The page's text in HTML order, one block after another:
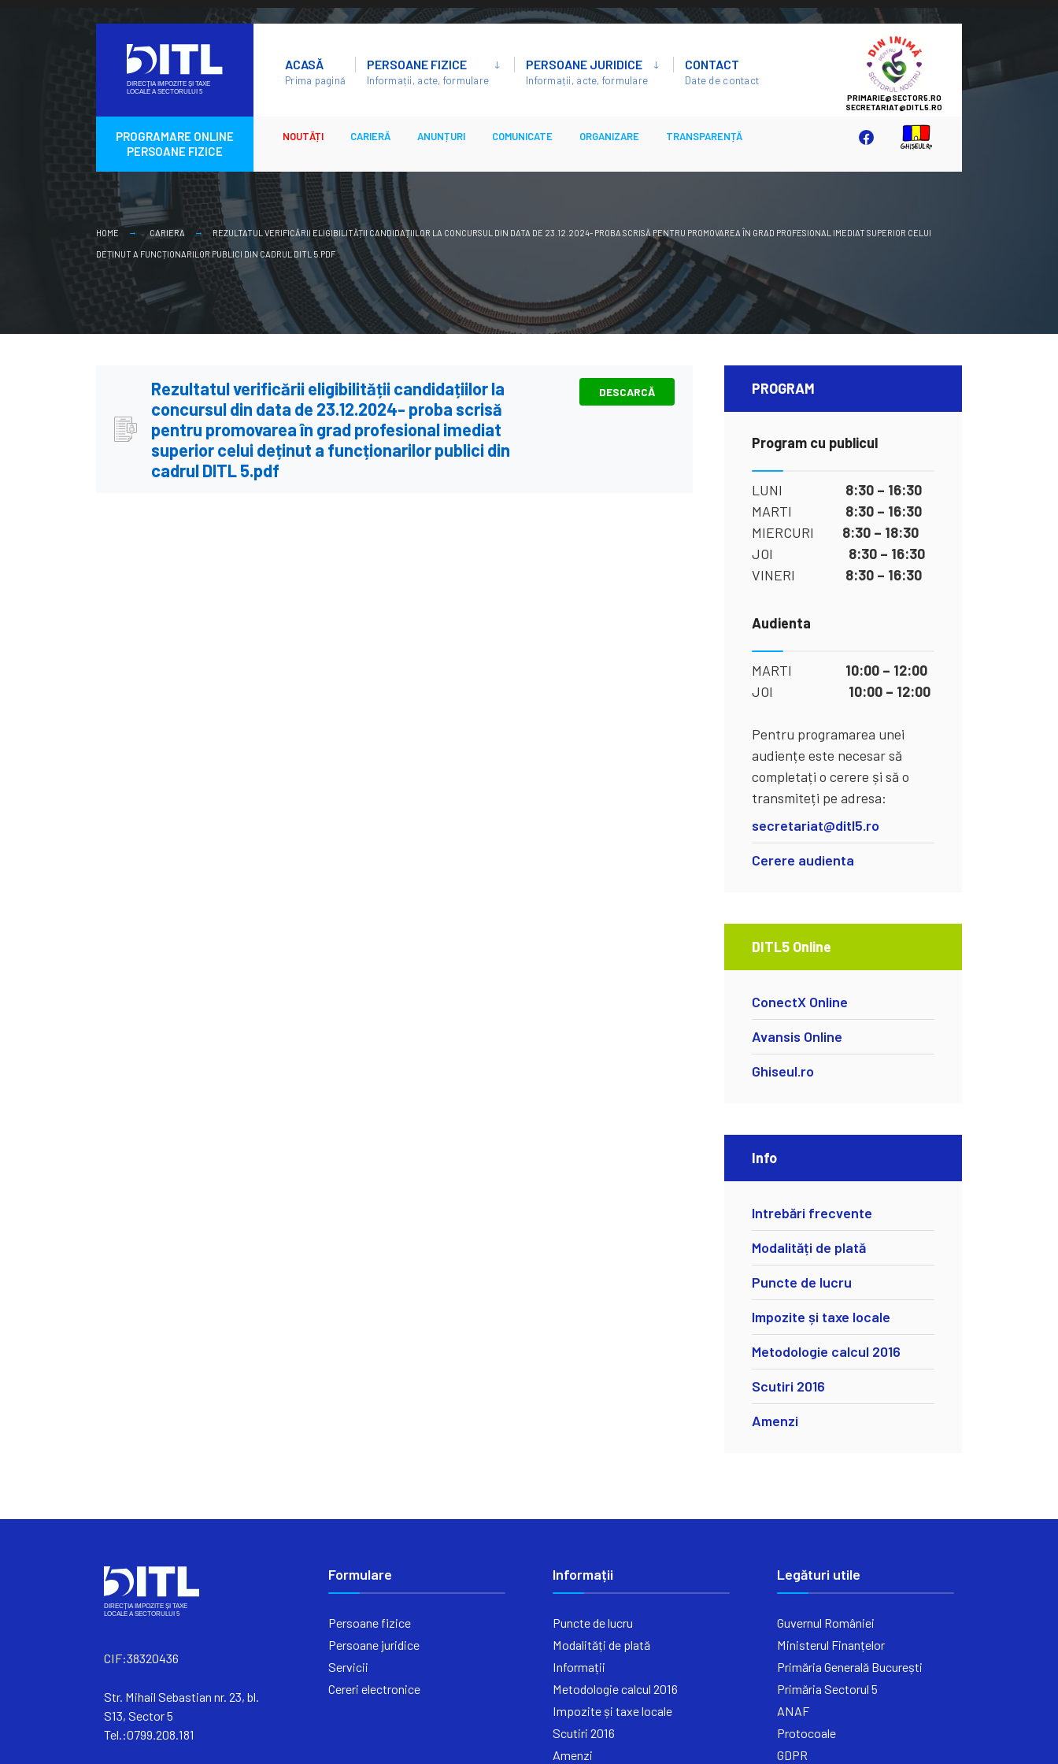
content
ACASĂ
Prima pagină
PERSOANE FIZICE
Informații, acte, formulare
PERSOANE JURIDICE
Informații, acte, formulare
CONTACT
Date de contact
SECTOR
5
PROGRAMARE ONLINE
PERSOANE FIZICE
NOUTĂȚI CARIERĂ ANUNȚURI COMUNICATE ORGANIZARE TRANSPARENȚĂ
HOME CARIERA REZULTATUL VERIFICĂRII ELIGIBILITĂȚII CANDIDAȚIILOR LA CONCURSUL DIN DATA DE 23.12.2024- PROBA SCRISĂ PENTRU PROMOVAREA ÎN GRAD PROFESIONAL IMEDIAT SUPERIOR CELUI
DEȚINUT A FUNCȚIONARILOR PUBLICI DIN CADRUL DITL 5.PDF
Rezultatul verificării eligibilității candidațiilor la
concursul din data de 23.12.2024- proba scrisă
pentru promovarea în grad profesional imediat
superior celui deținut a funcționarilor publici din
cadrul DITL 5.pdf
DESCARCĂ PROGRAM
Program cu publicul
LUNI 8:30 – 16:30
MARTI 8:30 – 16:30
MIERCURI 8:30 – 18:30
JOI 8:30 – 16:30
VINERI 8:30 – 16:30
Audienta
MARTI 10:00 – 12:00
JOI 10:00 – 12:00
Pentru programarea unei
audiențe este necesar să
completați o cerere și să o
transmiteți pe adresa:
secretariat@ditl5.ro
Cerere audienta
DITL5 Online
ConectX Online
Avansis Online
Ghiseul.ro
Info
Intrebări frecvente
Modalități de plată
Puncte de lucru
Impozite și taxe locale
Metodologie calcul 2016
Scutiri 2016
Amenzi
CIF:38320436
Str. Mihail Sebastian nr. 23, bl.
S13, Sector 5
Tel.:0799.208.181
Formulare
Persoane fizice
Persoane juridice
Servicii
Cereri electronice
Informații
Puncte de lucru
Modalități de plată
Informații
Metodologie calcul 2016
Impozite și taxe locale
Scutiri 2016
Amenzi
Legături utile
Guvernul României
Ministerul Finanțelor
Primăria Generală București
Primăria Sectorul 5
ANAF
Protocoale
GDPR